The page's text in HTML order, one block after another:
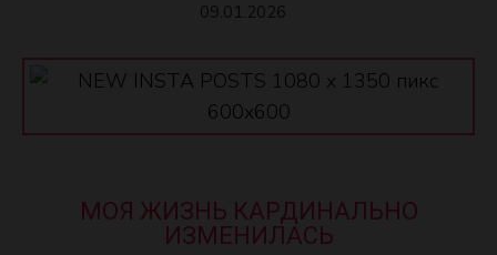
09.01.2026
МОЯ ЖИЗНЬ КАРДИНАЛЬНО
ИЗМЕНИЛАСЬ